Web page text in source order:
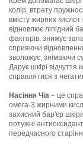
колір, втрату
вмісту жирних
відновлює ліпідний
факторів, знижує
сприяючи
зволожує, знімаючи
Дарує шкірі
справлятися з
Насіння Чіа – це
омега-3 жирними
захисний бар'єр
потужні
передчасного